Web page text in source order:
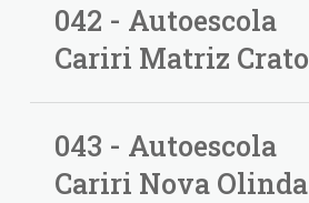
042 - Autoescola
Cariri Matriz Crato
043 - Autoescola
Cariri Nova Olinda